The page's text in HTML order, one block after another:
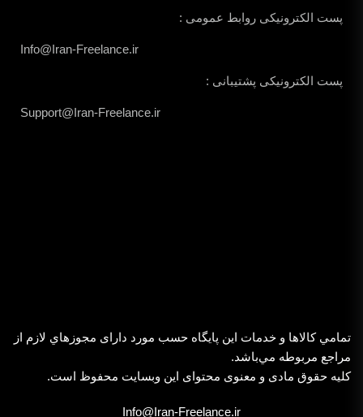
پست الکترونیکی روابط عمومی :
Info@Iran-Freelance.ir
پست الکترونیکی پشتیبانی :
Support@Iran-Freelance.ir
تمامي كالاها و خدمات اين پایگاه حسب مورد دارای مجوزهاي لازم از
مراجع مربوطه مي‌باشد.
کلیه حقوق مادی و معنوی محتوای این وبسایت محفوظ است.
Info@Iran-Freelance.ir